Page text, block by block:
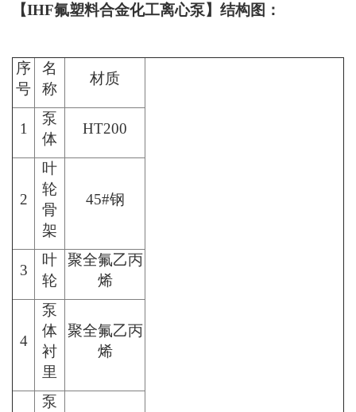
【IHF氟塑料合金化工离心泵】结构图：
序
号
名
称
材质
1
泵
体
HT200
2
叶
轮
骨
架
45#钢
3
叶
轮
聚全氟乙丙
烯
4
泵
体
衬
里
聚全氟乙丙
烯
泵